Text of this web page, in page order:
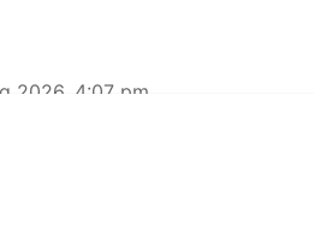
2026, 4:07 pm